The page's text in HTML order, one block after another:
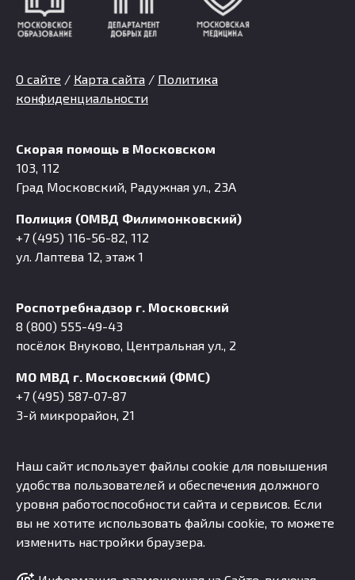
О сайте / Карта сайта / Политика
конфиденциальности
Скорая помощь в Московском
103, 112
Град Московский, Радужная ул., 23А
Полиция (ОМВД Филимонковский)
+7 (495) 116-56-82, 112
ул. Лаптева 12, этаж 1
Роспотребнадзор г. Московский
8 (800) 555-49-43
посёлок Внуково, Центральная ул., 2
МО МВД г. Московский (ФМС)
+7 (495) 587-07-87
3-й микрорайон, 21
Наш сайт использует файлы cookie для повышения
удобства пользователей и обеспечения должного
уровня работоспособности сайта и сервисов. Если
вы не хотите использовать файлы cookie, то можете
изменить настройки браузера.